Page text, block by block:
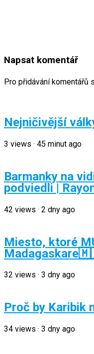
Napsat komentář
Pro přidávání komentářů
Nejničivější
3 views · 45 minut ago
Barmanky na
podviedli |
42 views · 2 dny ago
Miesto, ktoré
32 views · 3 dny ago
Proč by Karibik
34 views · 3 dny ago